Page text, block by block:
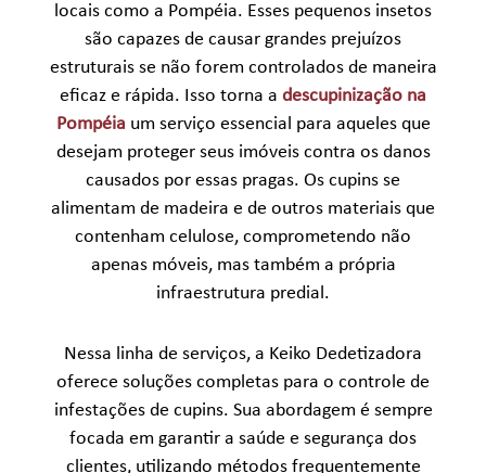
locais como a Pompéia. Esses pequenos insetos
são capazes de causar grandes prejuízos
estruturais se não forem controlados de maneira
eficaz e rápida. Isso torna a descupinização na
Pompéia um serviço essencial para aqueles que
desejam proteger seus imóveis contra os danos
causados por essas pragas. Os cupins se
alimentam de madeira e de outros materiais que
contenham celulose, comprometendo não
apenas móveis, mas também a própria
infraestrutura predial.
Nessa linha de serviços, a Keiko Dedetizadora
oferece soluções completas para o controle de
infestações de cupins. Sua abordagem é sempre
focada em garantir a saúde e segurança dos
clientes, utilizando métodos frequentemente